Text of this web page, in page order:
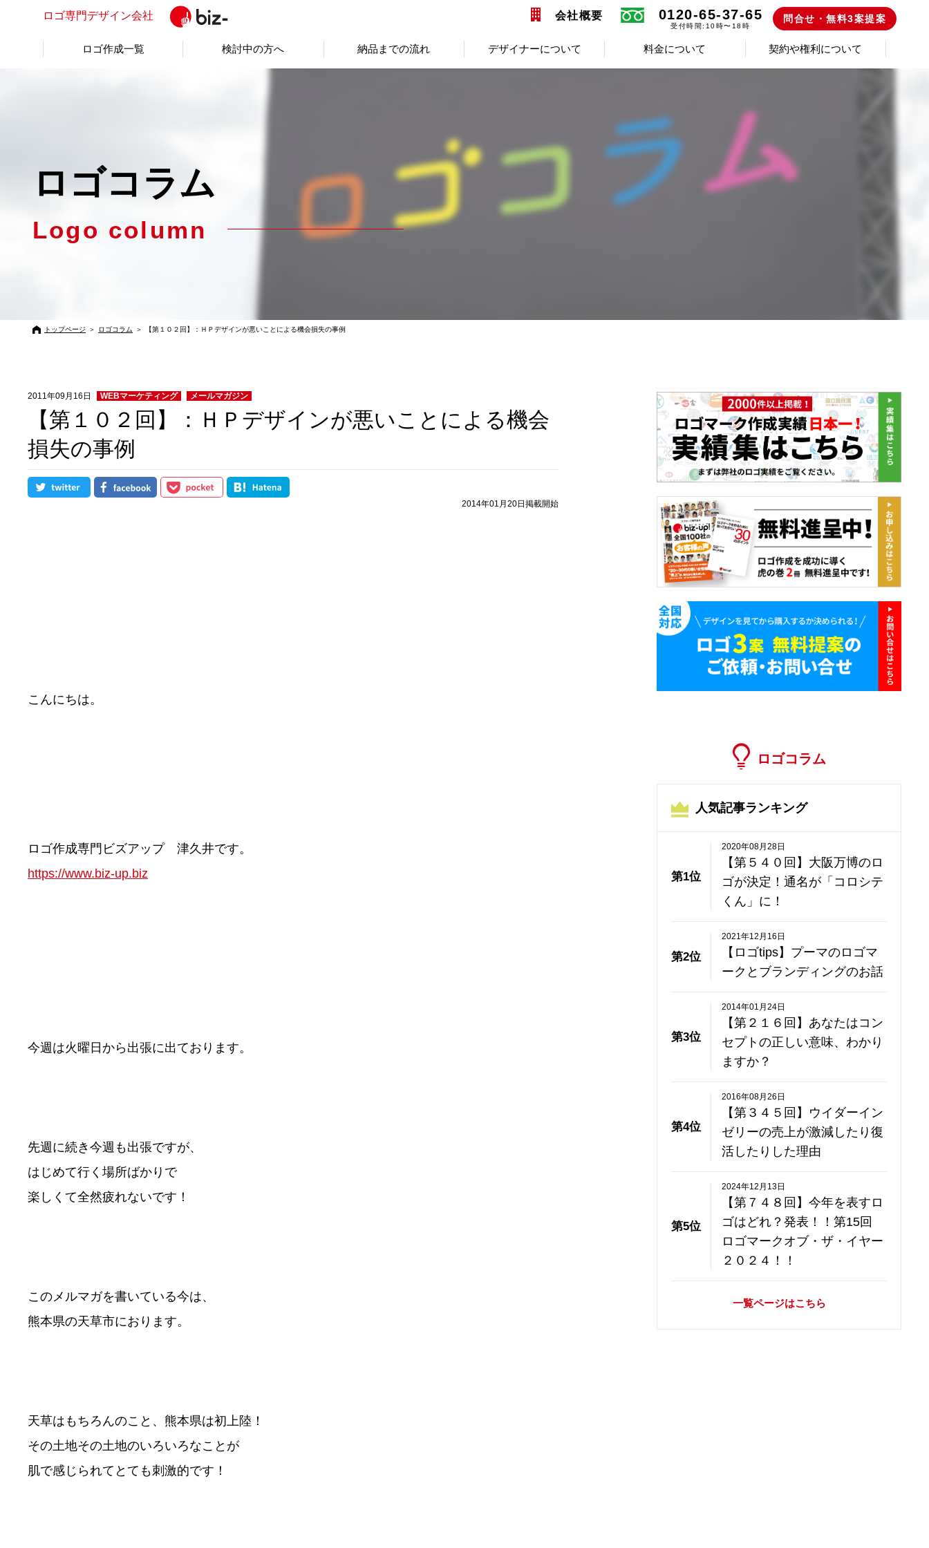
ロゴ専門デザイン会社 会社概要 0120-65-37-65
受付時間:10時〜18時
問合せ・無料3案提案
ロゴ作成一覧 検討中の方へ 納品までの流れ デザイナーについて 料金について 契約や権利について
ロゴコラム
Logo column
トップページ ＞ ロゴコラム ＞ 【第１０２回】：ＨＰデザインが悪いことによる機会損失の事例
2011年09月16日 WEBマーケティング メールマガジン
【第１０２回】：ＨＰデザインが悪いことによる機会
損失の事例
2014年01月20日掲載開始
こんにちは。
ロゴ作成専門ビズアップ 津久井です。
https://www.biz-up.biz
今週は火曜日から出張に出ております。
先週に続き今週も出張ですが、
はじめて行く場所ばかりで
楽しくて全然疲れないです！
このメルマガを書いている今は、
熊本県の天草市におります。
天草はもちろんのこと、熊本県は初上陸！
その土地その土地のいろいろなことが
肌で感じられてとても刺激的です！
ロゴコラム
人気記事ランキング
第1位
2020年08月28日
【第５４０回】大阪万博のロ
ゴが決定！通名が「コロシテ
くん」に！
第2位
2021年12月16日
【ロゴtips】プーマのロゴマ
ークとブランディングのお話
第3位
2014年01月24日
【第２１６回】あなたはコン
セプトの正しい意味、わかり
ますか？
第4位
2016年08月26日
【第３４５回】ウイダーイン
ゼリーの売上が激減したり復
活したりした理由
第5位
2024年12月13日
【第７４８回】今年を表すロ
ゴはどれ？発表！！第15回
ロゴマークオブ・ザ・イヤー
２０２４！！
一覧ページはこちら